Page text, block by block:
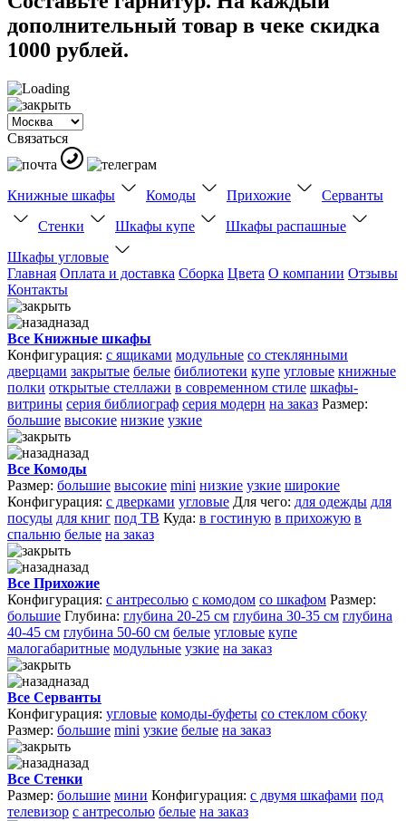
дополнительный товар в чеке скидка
1000 рублей.
Связаться
Книжные шкафы Комоды Прихожие
Серванты
Стенки
Шкафы купе
Шкафы распашные
Шкафы угловые
Главная Оплата и доставка Сборка Цвета О компании Отзывы
Контакты
назад
Все Книжные шкафы
Конфигурация: с ящиками модульные со стеклянными
дверцами закрытые белые библиотеки купе угловые книжные
полки открытые стеллажи в современном стиле шкафы-
витрины серия библиограф серия модерн на заказ Размер:
большие высокие низкие узкие
назад
Все Комоды
Размер: большие высокие mini низкие узкие широкие
Конфигурация: с дверками угловые Для чего: для одежды для
посуды для книг под ТВ Куда: в гостиную в прихожую в
спальню белые на заказ
назад
Все Прихожие
Конфигурация: с антресолью с комодом со шкафом Размер:
большие Глубина: глубина 20-25 см глубина 30-35 см глубина
40-45 см глубина 50-60 см белые угловые купе
малогабаритные модульные узкие на заказ
назад
Все Серванты
Конфигурация: угловые комоды-буфеты со стеклом сбоку
Размер: большие mini узкие белые на заказ
назад
Все Стенки
Размер: большие мини Конфигурация: с двумя шкафами под
телевизор с антресолью белые на заказ